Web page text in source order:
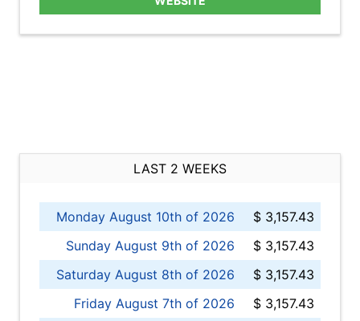
LAST 2 WEEKS
Monday August 10th of 2026
$ 3,157.43
Sunday August 9th of 2026
$ 3,157.43
Saturday August 8th of 2026
$ 3,157.43
Friday August 7th of 2026
$ 3,157.43